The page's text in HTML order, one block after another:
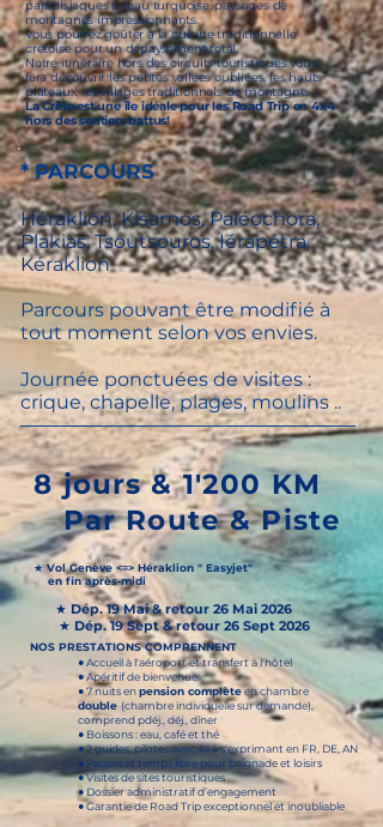
paradisiaques à l'eau turquoise, paysages de
montagnes impressionnants.
Vous pourrez goûter à la cuisine traditionnelle
crétoise pour un dépaysement total.
Notre itinéraire hors des circuits touristiques vous
fera découvrir les petites vallées oubliées, les hauts
plateaux, les villages traditionnels de montagne.
La Crête est une île idéale pour les Road Trip en 4x4
hors des sentiers battus!
* PARCOURS
Héraklion, Kisamos, Paléochora,
Plakias, Tsoutsouros, Iérapétra,
Kéraklion
Parcours pouvant être modifié à
tout moment selon vos envies.
Journée ponctuées de visites :
crique, chapelle, plages, moulins ..
8 jours& 1'200 KM
Par Route & Piste
★Vol Genève <=> Héraklion " Easyjet"
en fin après-midi
★ Dép. 19 Mai & retour 26 Mai 2026
★ Dép. 19 Sept & retour 26 Sept 2026
NOS PRESTATIONS COMPRENNENT
● Accueil à l'aéroport et transfert à l'hôtel
● Apéritif de bienvenue
● 7 nuits enpension complèteen chambre
double (chambre individuelle sur demande),
comprend pdéj., déj., dîner
● Boissons : eau, café et thé
● 2 guides, pilotes avec 4x4 s'exprimant en FR, DE, AN
● Pauses et temps libre pour baignade et loisirs
● Visites de sites touristiques
● Dossier administratif d’engagement
● Garantie de Road Trip exceptionnelet inoubliable